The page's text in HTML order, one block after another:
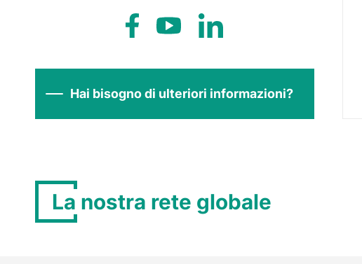
Hai bisogno di ulteriori informazioni?
La nostra rete globale